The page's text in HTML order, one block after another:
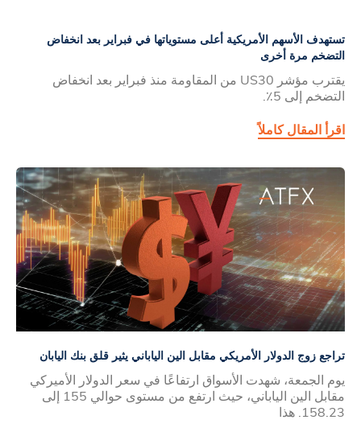
تستهدف الأسهم الأمريكية أعلى مستوياتها في فبراير بعد انخفاض
التضخم مرة أخرى
يقترب مؤشر US30 من المقاومة منذ فبراير بعد انخفاض
التضخم إلى 5٪.
اقرأ المقال كاملاً
تراجع زوج الدولار الأمريكي مقابل الين الياباني يثير قلق بنك اليابان
يوم الجمعة، شهدت الأسواق ارتفاعًا في سعر الدولار الأميركي
مقابل الين الياباني، حيث ارتفع من مستوى حوالي 155 إلى
158.23. هذا